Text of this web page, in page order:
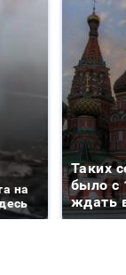
на
Таких
было с
ждать